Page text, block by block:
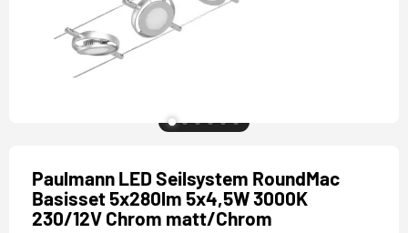
Paulmann LED Seilsystem RoundMac
Basisset 5x280lm 5x4,5W 3000K
230/12V Chrom matt/Chrom